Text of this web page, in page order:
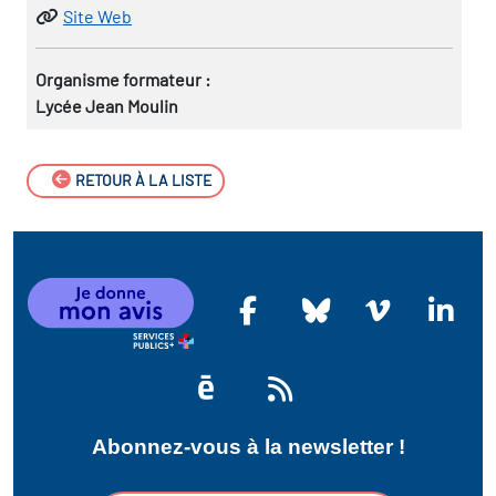
Site Web
Organisme formateur :
Lycée Jean Moulin
RETOUR À LA LISTE
Abonnez-vous à la newsletter !